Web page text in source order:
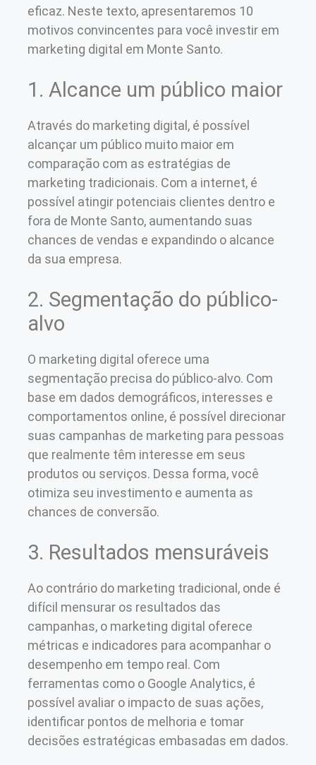
eficaz. Neste texto, apresentaremos 10
motivos convincentes para você investir em
marketing digital em Monte Santo.
1. Alcance um público maior
Através do marketing digital, é possível
alcançar um público muito maior em
comparação com as estratégias de
marketing tradicionais. Com a internet, é
possível atingir potenciais clientes dentro e
fora de Monte Santo, aumentando suas
chances de vendas e expandindo o alcance
da sua empresa.
2. Segmentação do público-
alvo
O marketing digital oferece uma
segmentação precisa do público-alvo. Com
base em dados demográficos, interesses e
comportamentos online, é possível direcionar
suas campanhas de marketing para pessoas
que realmente têm interesse em seus
produtos ou serviços. Dessa forma, você
otimiza seu investimento e aumenta as
chances de conversão.
3. Resultados mensuráveis
Ao contrário do marketing tradicional, onde é
difícil mensurar os resultados das
campanhas, o marketing digital oferece
métricas e indicadores para acompanhar o
desempenho em tempo real. Com
ferramentas como o Google Analytics, é
possível avaliar o impacto de suas ações,
identificar pontos de melhoria e tomar
decisões estratégicas embasadas em dados.